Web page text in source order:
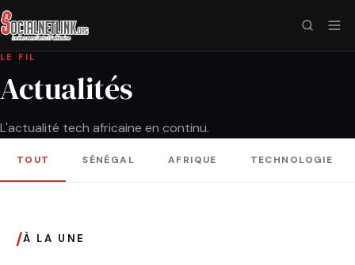
LE FIL
Actualités
L'actualité tech africaine en continu.
TOUT SÉNÉGAL AFRIQUE TECHNOLOGIE
/À LA UNE